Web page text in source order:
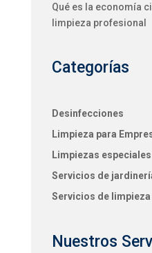
Qué es la economía
limpieza profesional
Categorías
Desinfecciones
Limpieza para
Limpiezas especiales
Servicios de
Servicios de limpieza
Nuestros